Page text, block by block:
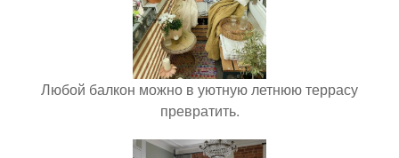
Любой балкон можно в уютную летнюю террасу
превратить.